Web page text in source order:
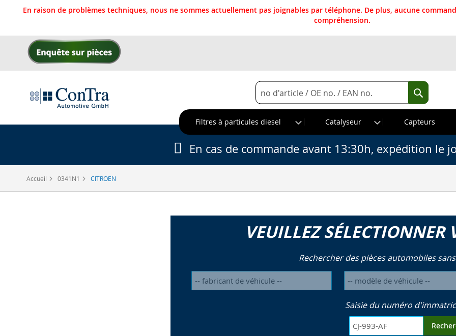
En raison de problèmes techniques, nous ne sommes actuellement pas joignables par téléphone. De plus, aucune
compréhension.
Allez
Rechercher
Rechercher
Filtres à particules diesel
Catalyseur Capteurs
Accueil 0341N1 CITROEN
En cas de commande avant 13:30h, expédition le
VEUILLEZ SÉLECTIONNER
Rechercher des pièces automobiles
Saisie du numéro